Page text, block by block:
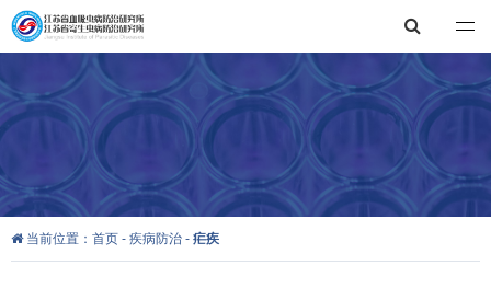
江苏省血吸虫病防治研究所，江苏省寄生虫病防治研究所
当前位置： 首页 - 疾病防治 - 疟疾